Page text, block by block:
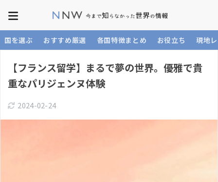
国を選ぶ おすすめ厳選 各国特徴まとめ お役立ち 現地
【フランス留学】まるで夢の世界。優雅で貴
重なパリジェンヌ体験
2024-02-24